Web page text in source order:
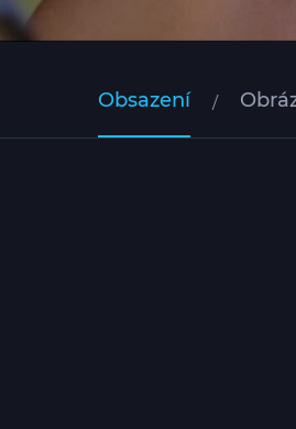
Obsazení